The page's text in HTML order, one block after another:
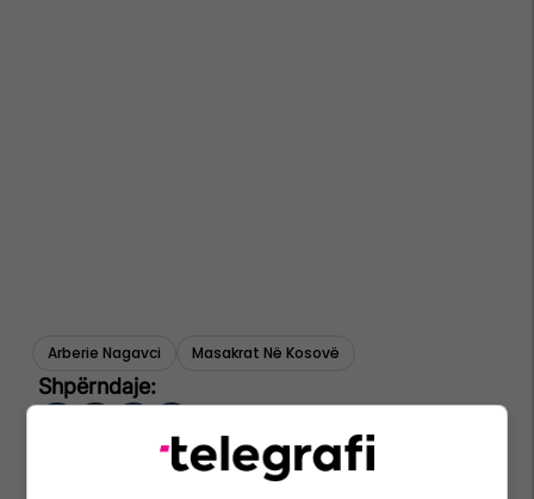
Arberie Nagavci Masakrat Në Kosovë